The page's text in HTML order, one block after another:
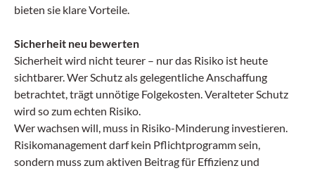
bieten sie klare Vorteile.
Sicherheit neu bewerten
Sicherheit wird nicht teurer – nur das Risiko ist heute
sichtbarer. Wer Schutz als gelegentliche Anschaffung
betrachtet, trägt unnötige Folgekosten. Veralteter Schutz
wird so zum echten Risiko.
Wer wachsen will, muss in Risiko-Minderung investieren.
Risikomanagement darf kein Pflichtprogramm sein,
sondern muss zum aktiven Beitrag für Effizienz und